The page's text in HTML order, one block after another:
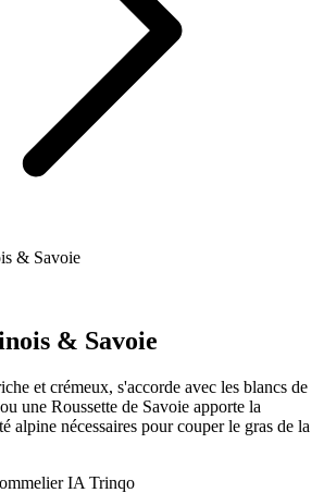
& Savoie
& Savoie
et crémeux, s'accorde avec les blancs de
une Roussette de Savoie apporte la
alpine nécessaires pour couper le gras de la
IA Trinqo